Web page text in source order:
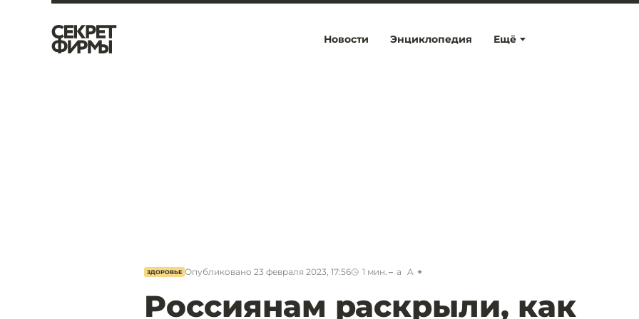
Ещё
Новости Энциклопедия
ЗДОРОВЬЕ Опубликовано 23 февраля 2023, 17:56 1 мин. a A
Россиянам раскрыли, как